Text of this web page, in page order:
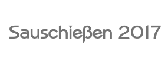
Sauschießen 2017